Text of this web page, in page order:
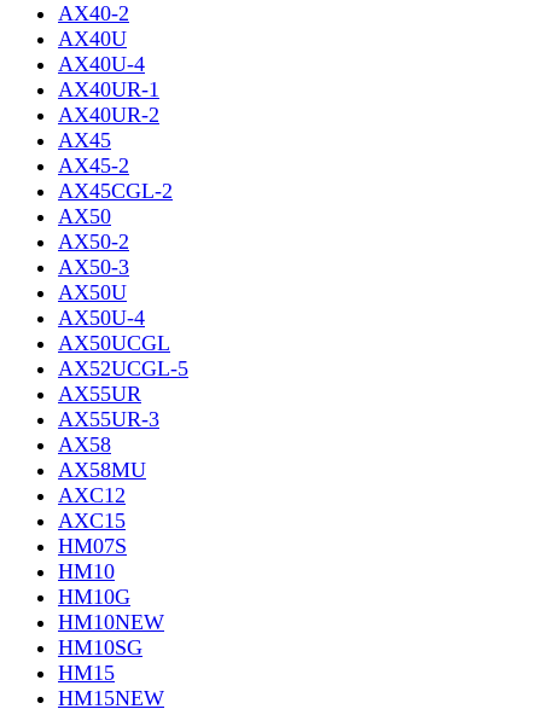
AX40-2
AX40U
AX40U-4
AX40UR-1
AX40UR-2
AX45
AX45-2
AX45CGL-2
AX50
AX50-2
AX50-3
AX50U
AX50U-4
AX50UCGL
AX52UCGL-5
AX55UR
AX55UR-3
AX58
AX58MU
AXC12
AXC15
HM07S
HM10
HM10G
HM10NEW
HM10SG
HM15
HM15NEW